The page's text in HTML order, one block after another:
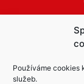
Používáme cookies
služeb.